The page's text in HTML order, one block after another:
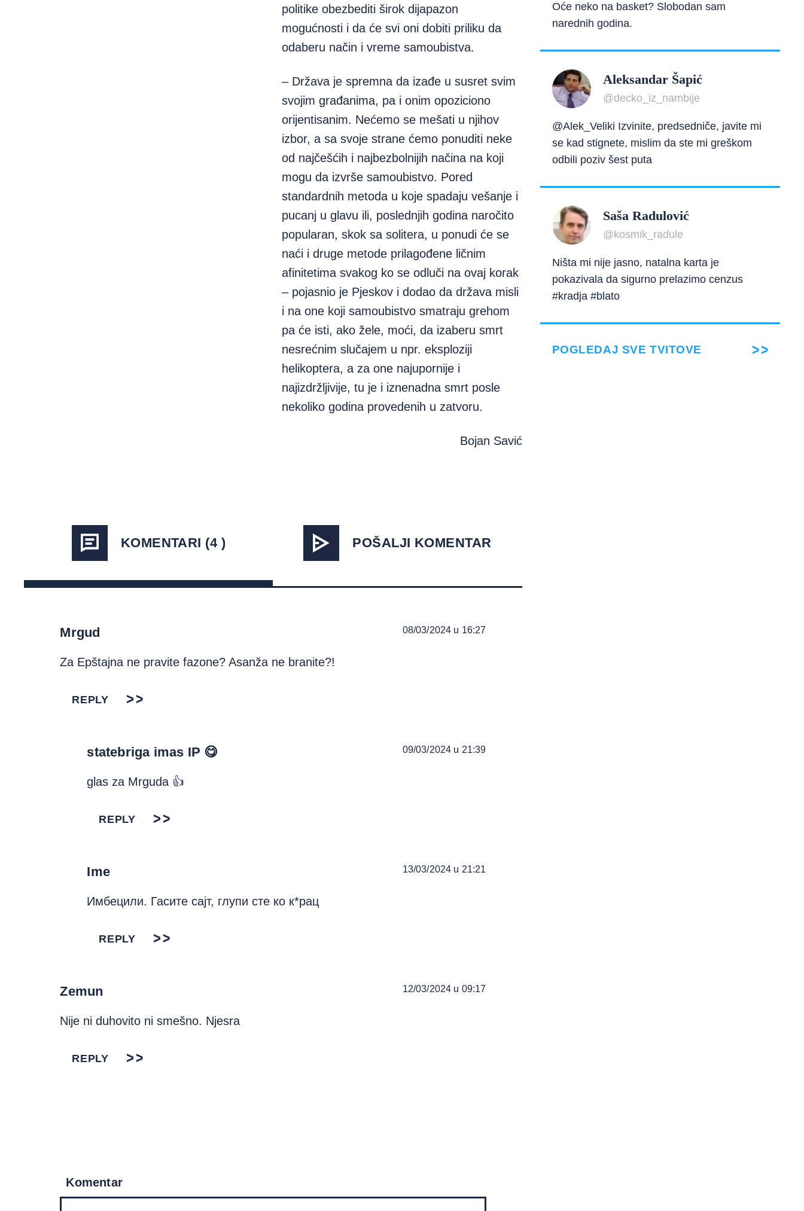
politike obezbediti širok dijapazon
mogućnosti i da će svi oni dobiti priliku da
odaberu način i vreme samoubistva.
– Država je spremna da izađe u susret svim
svojim građanima, pa i onim opoziciono
orijentisanim. Nećemo se mešati u njihov
izbor, a sa svoje strane ćemo ponuditi neke
od najčešćih i najbezbolnijih načina na koji
mogu da izvrše samoubistvo. Pored
standardnih metoda u koje spadaju vešanje i
pucanj u glavu ili, poslednjih godina naročito
popularan, skok sa solitera, u ponudi će se
naći i druge metode prilagođene ličnim
afinitetima svakog ko se odluči na ovaj korak
– pojasnio je Pjeskov i dodao da država misli
i na one koji samoubistvo smatraju grehom
pa će isti, ako žele, moći, da izaberu smrt
nesrećnim slučajem u npr. eksploziji
helikoptera, a za one najupornije i
najizdržljivije, tu je i iznenadna smrt posle
nekoliko godina provedenih u zatvoru.
Bojan Savić
KOMENTARI (4 ) POŠALJI KOMENTAR
Mrgud 08/03/2024 u 16:27
Za Epštajna ne pravite fazone? Asanža ne branite?!
REPLY
statebriga imas IP 😋 09/03/2024 u 21:39
glas za Mrguda 👍
REPLY
Ime 13/03/2024 u 21:21
Имбецили. Гасите сајт, глупи сте ко к*рац
REPLY
Zemun 12/03/2024 u 09:17
Nije ni duhovito ni smešno. Njesra
REPLY
Komentar
Oće neko na basket? Slobodan sam
narednih godina.
Aleksandar Šapić
@decko_iz_nambije
@Alek_Veliki Izvinite, predsedniče, javite mi
se kad stignete, mislim da ste mi greškom
odbili poziv šest puta
Saša Radulović
@kosmik_radule
Ništa mi nije jasno, natalna karta je
pokazivala da sigurno prelazimo cenzus
#kradja #blato
POGLEDAJ SVE TVITOVE